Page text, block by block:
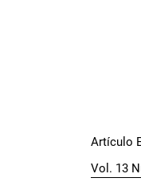
Artículo
Vol. 13